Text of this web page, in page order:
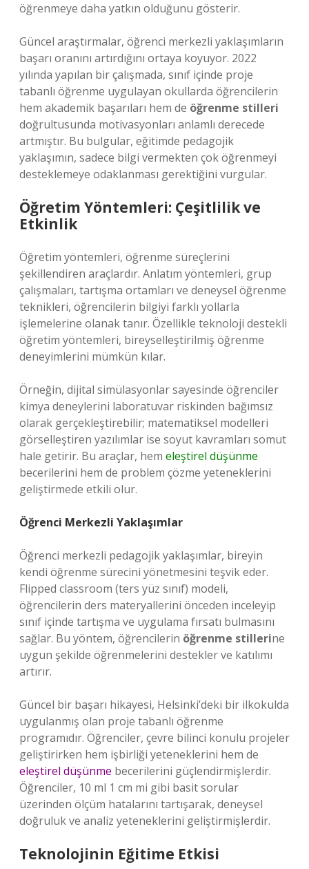
öğrenmeye daha yatkın olduğunu gösterir.
Güncel araştırmalar, öğrenci merkezli yaklaşımların
başarı oranını artırdığını ortaya koyuyor. 2022
yılında yapılan bir çalışmada, sınıf içinde proje
tabanlı öğrenme uygulayan okullarda öğrencilerin
hem akademik başarıları hem de öğrenme stilleri
doğrultusunda motivasyonları anlamlı derecede
artmıştır. Bu bulgular, eğitimde pedagojik
yaklaşımın, sadece bilgi vermekten çok öğrenmeyi
desteklemeye odaklanması gerektiğini vurgular.
Öğretim Yöntemleri: Çeşitlilik ve
Etkinlik
Öğretim yöntemleri, öğrenme süreçlerini
şekillendiren araçlardır. Anlatım yöntemleri, grup
çalışmaları, tartışma ortamları ve deneysel öğrenme
teknikleri, öğrencilerin bilgiyi farklı yollarla
işlemelerine olanak tanır. Özellikle teknoloji destekli
öğretim yöntemleri, bireyselleştirilmiş öğrenme
deneyimlerini mümkün kılar.
Örneğin, dijital simülasyonlar sayesinde öğrenciler
kimya deneylerini laboratuvar riskinden bağımsız
olarak gerçekleştirebilir; matematiksel modelleri
görselleştiren yazılımlar ise soyut kavramları somut
hale getirir. Bu araçlar, hem eleştirel düşünme
becerilerini hem de problem çözme yeteneklerini
geliştirmede etkili olur.
Öğrenci Merkezli Yaklaşımlar
Öğrenci merkezli pedagojik yaklaşımlar, bireyin
kendi öğrenme sürecini yönetmesini teşvik eder.
Flipped classroom (ters yüz sınıf) modeli,
öğrencilerin ders materyallerini önceden inceleyip
sınıf içinde tartışma ve uygulama fırsatı bulmasını
sağlar. Bu yöntem, öğrencilerin öğrenme stillerine
uygun şekilde öğrenmelerini destekler ve katılımı
artırır.
Güncel bir başarı hikayesi, Helsinki’deki bir ilkokulda
uygulanmış olan proje tabanlı öğrenme
programıdır. Öğrenciler, çevre bilinci konulu projeler
geliştirirken hem işbirliği yeteneklerini hem de
eleştirel düşünme becerilerini güçlendirmişlerdir.
Öğrenciler, 10 ml 1 cm mi gibi basit sorular
üzerinden ölçüm hatalarını tartışarak, deneysel
doğruluk ve analiz yeteneklerini geliştirmişlerdir.
Teknolojinin Eğitime Etkisi